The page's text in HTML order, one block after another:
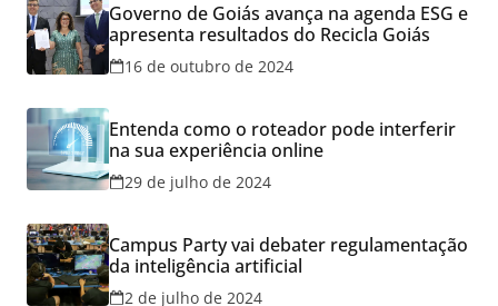
Governo de Goiás avança na agenda ESG e
apresenta resultados do Recicla Goiás
16 de outubro de 2024
Entenda como o roteador pode interferir
na sua experiência online
29 de julho de 2024
Campus Party vai debater regulamentação
da inteligência artificial
2 de julho de 2024